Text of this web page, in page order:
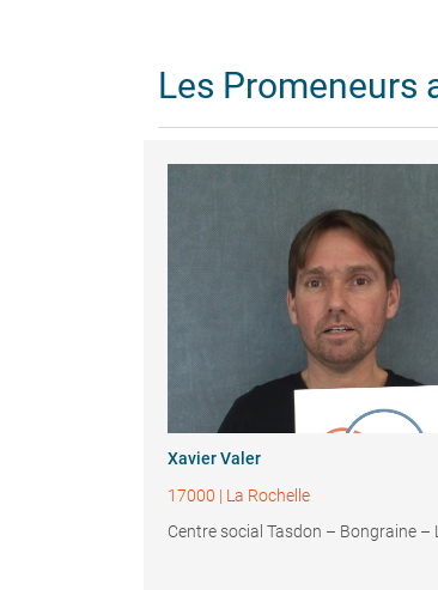
Les Promeneurs
Xavier Valer
17000 | La Rochelle
Centre social Tasdon – Bongraine –